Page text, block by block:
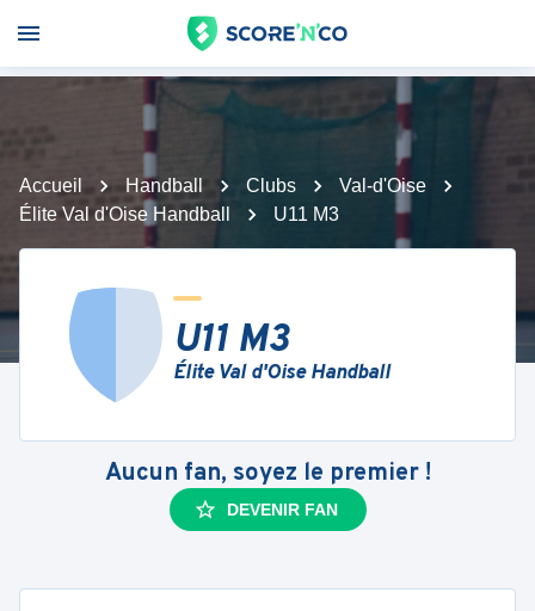
Accueil Handball Clubs
Val-d'Oise
Élite Val d'Oise Handball
U11 M3
U11 M3
Élite Val d'Oise Handball
Aucun fan, soyez le premier !
DEVENIR FAN